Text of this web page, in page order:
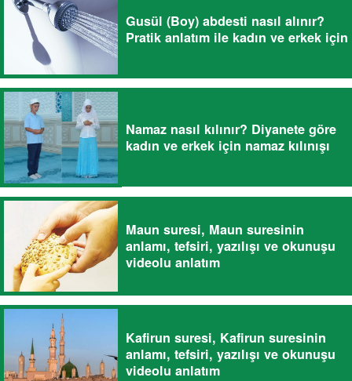
Gusül (Boy) abdesti nasıl alınır?
Pratik anlatım ile kadın ve erkek için
Namaz nasıl kılınır? Diyanete göre
kadın ve erkek için namaz kılınışı
Maun suresi, Maun suresinin
anlamı, tefsiri, yazılışı ve okunuşu
videolu anlatım
Kafirun suresi, Kafirun suresinin
anlamı, tefsiri, yazılışı ve okunuşu
videolu anlatım